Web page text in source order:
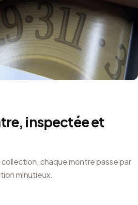
inspectée et
chaque montre passe par
minutieux.